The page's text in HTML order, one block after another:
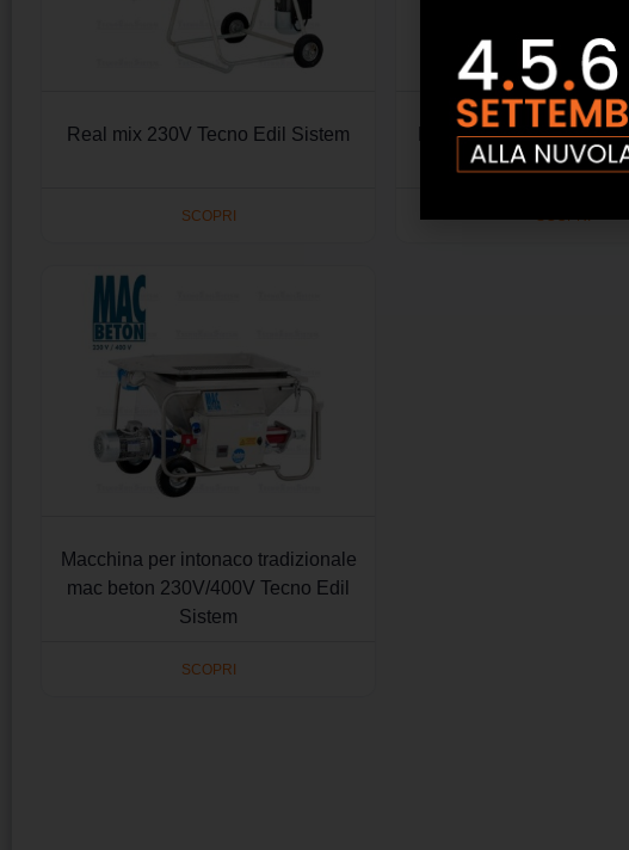
Real mix 230V Tecno Edil Sistem
SCOPRI
Frantumatore crunchy
Edil Sistem
Macchina per intonaco tradizionale
mac beton 230V/400V Tecno Edil
Sistem
SCOPRI